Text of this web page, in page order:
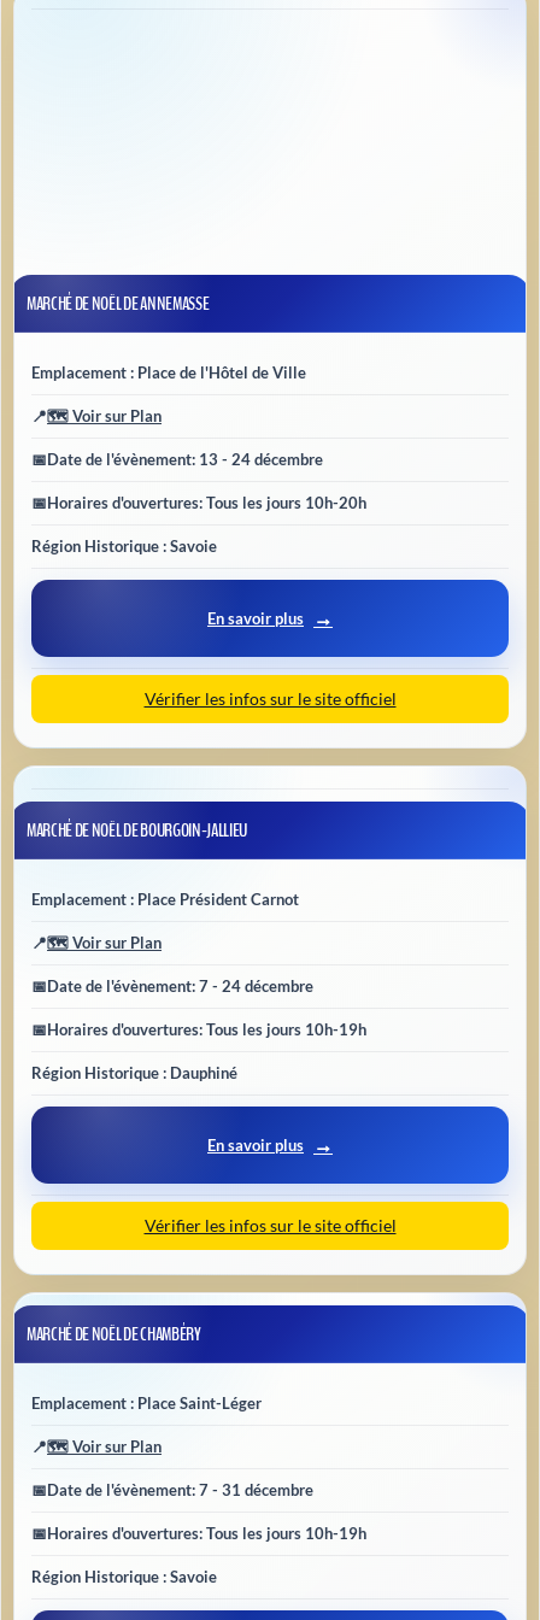
MARCHÉ DE NOËL DE ANNEMASSE
Emplacement : Place de l'Hôtel de Ville
📍🗺️ Voir sur Plan
📅Date de l'évènement: 13 - 24 décembre
📅Horaires d'ouvertures: Tous les jours 10h-20h
Région Historique : Savoie
En savoir plus
Vérifier les infos sur le site officiel
MARCHÉ DE NOËL DE BOURGOIN-JALLIEU
Emplacement : Place Président Carnot
📍🗺️ Voir sur Plan
📅Date de l'évènement: 7 - 24 décembre
📅Horaires d'ouvertures: Tous les jours 10h-19h
Région Historique : Dauphiné
En savoir plus
Vérifier les infos sur le site officiel
MARCHÉ DE NOËL DE CHAMBÉRY
Emplacement : Place Saint-Léger
📍🗺️ Voir sur Plan
📅Date de l'évènement: 7 - 31 décembre
📅Horaires d'ouvertures: Tous les jours 10h-19h
Région Historique : Savoie